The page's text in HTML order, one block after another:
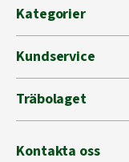
Kategorier
Kundservice
Träbolaget
Kontakta oss